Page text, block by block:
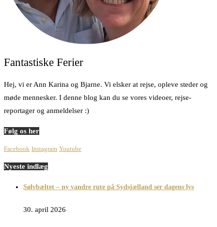
Fantastiske Ferier
Hej, vi er Ann Karina og Bjarne. Vi elsker at rejse, opleve steder og
møde mennesker. I denne blog kan du se vores videoer, rejse-
reportager og anmeldelser :)
Følg os her
Facebook Instagram Youtube
Nyeste indlæg
Sølvbæltet – ny vandre rute på Sydsjælland ser dagens lys
30. april 2026